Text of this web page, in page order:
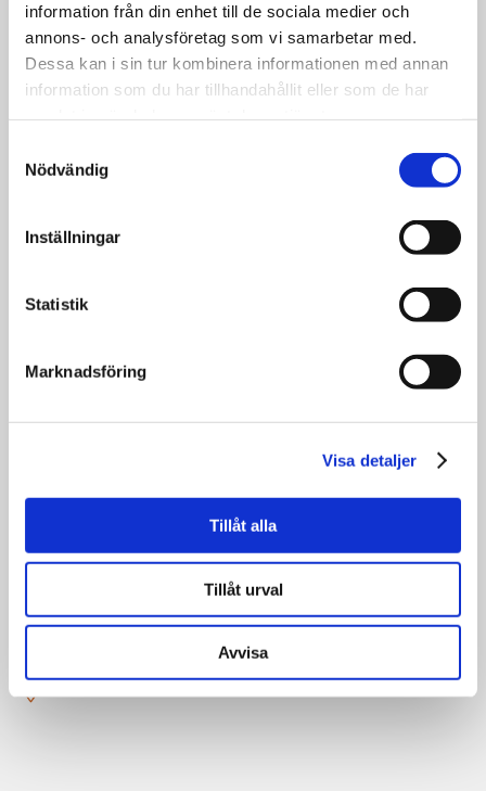
information från din enhet till de sociala medier och
annons- och analysföretag som vi samarbetar med.
Dessa kan i sin tur kombinera informationen med annan
information som du har tillhandahållit eller som de har
Nödvändig
Inställningar
Statistik
Marknadsföring
Visa detaljer
Tillåt alla
Tillåt urval
Avvisa
28
augusti
Handledarutbildning
31
augusti
Terminsstart Hösten 2026